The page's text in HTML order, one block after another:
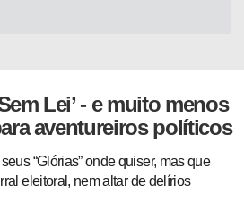
Lei’ - e muito menos
aventureiros políticos
“Glórias” onde quiser, mas que
eleitoral, nem altar de delírios